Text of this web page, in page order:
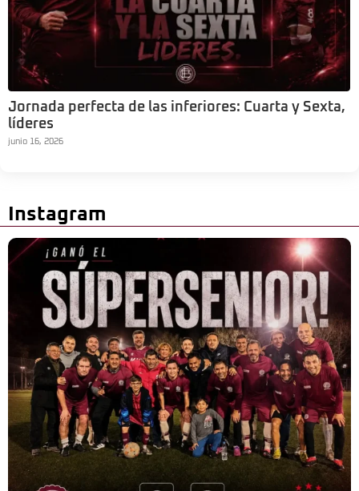
Jornada perfecta de las inferiores: Cuarta y Sexta,
líderes
junio 16, 2026
Instagram